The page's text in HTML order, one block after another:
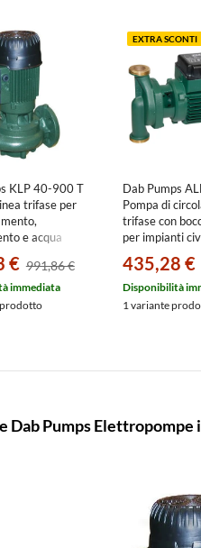
KLP 40-900 T
trifase per
e acqua
18 m3/h,
max 10.6 m
€ 991,86 €
immediata
EXTRA SCONTI
Dab Pumps
Pompa di
trifase con
per impianti
bronzo e
portata max
prevalenza
435,28 €
Disponibilità
1 variante
Dab Pumps Elettropompe